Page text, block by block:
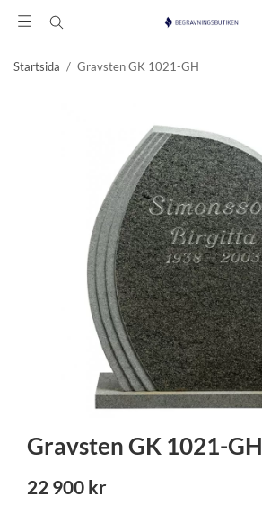
Startsida / Gravsten GK 1021-GH
Gravsten GK 1021-GH
22 900 kr